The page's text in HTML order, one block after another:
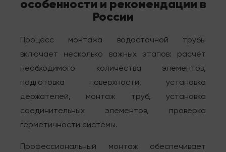
особенности и рекомендации в
России
Процесс монтажа водосточной трубы
включает несколько важных этапов: расчёт
необходимого количества элементов,
подготовка поверхности, установка
держателей, монтаж труб, установка
соединительных элементов, проверка
герметичности системы.
Профессиональный монтаж обеспечивает